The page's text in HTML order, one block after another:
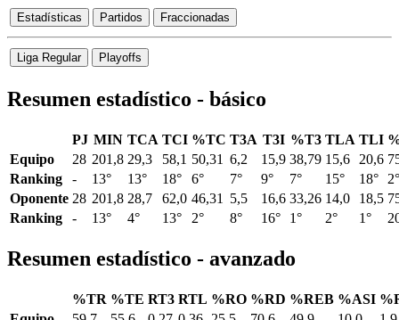
Estadísticas Partidos Fraccionadas
Liga Regular Playoffs
Resumen estadístico - básico
PJ MIN TCA TCI %TC T3A T3I %T3 TLA TLI
Equipo
28 201,8 29,3 58,1 50,31 6,2 15,9 38,79 15,6 20,6
Ranking
- 13° 13° 18° 6° 7° 9° 7° 15° 18°
2°
Oponente 28 201,8 28,7 62,0 46,31 5,5 16,6 33,26 14,0 18,5
Ranking
- 13° 4° 13° 2° 8° 16° 1° 2° 1°
Resumen estadístico - avanzado
%TR %TE RT3 RTL %RO %RD %REB %ASI